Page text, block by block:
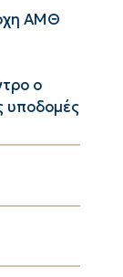
ΑΜΘ
ο
υποδομές